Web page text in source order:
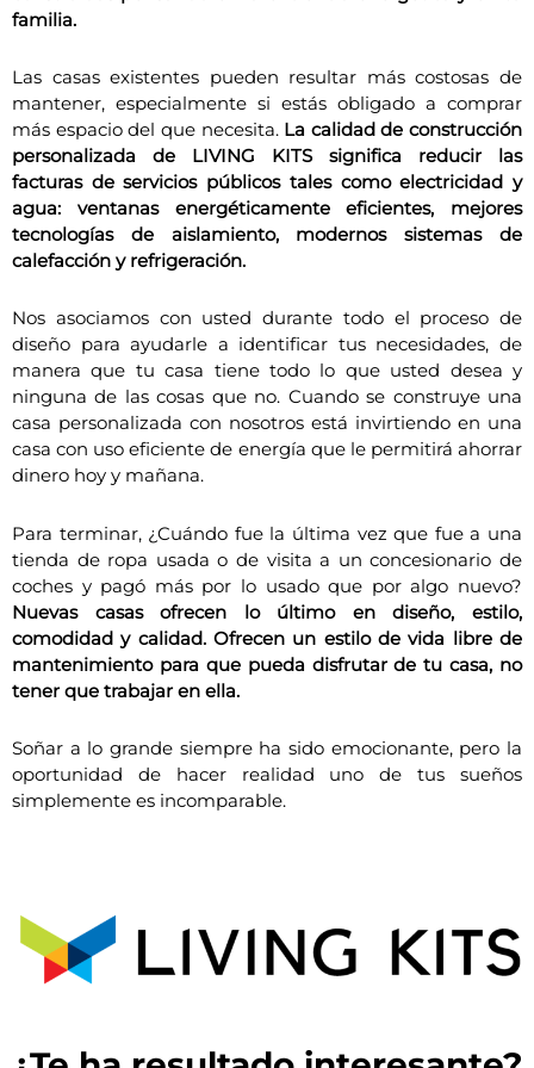
familia.
Las casas existentes pueden resultar más costosas de
mantener, especialmente si estás obligado a comprar
más espacio del que necesita. La calidad de construcción
personalizada de LIVING KITS significa reducir las
facturas de servicios públicos tales como electricidad y
agua: ventanas energéticamente eficientes, mejores
tecnologías de aislamiento, modernos sistemas de
calefacción y refrigeración.
Nos asociamos con usted durante todo el proceso de
diseño para ayudarle a identificar tus necesidades, de
manera que tu casa tiene todo lo que usted desea y
ninguna de las cosas que no. Cuando se construye una
casa personalizada con nosotros está invirtiendo en una
casa con uso eficiente de energía que le permitirá ahorrar
dinero hoy y mañana.
Para terminar, ¿Cuándo fue la última vez que fue a una
tienda de ropa usada o de visita a un concesionario de
coches y pagó más por lo usado que por algo nuevo?
Nuevas casas ofrecen lo último en diseño, estilo,
comodidad y calidad. Ofrecen un estilo de vida libre de
mantenimiento para que pueda disfrutar de tu casa, no
tener que trabajar en ella.
Soñar a lo grande siempre ha sido emocionante, pero la
oportunidad de hacer realidad uno de tus sueños
simplemente es incomparable.